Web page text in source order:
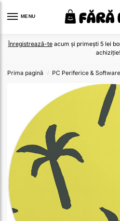
MENU
Înregistrează-teacum și primești 5 lei
achiziție!
Prima pagină / PC Periferice & Software